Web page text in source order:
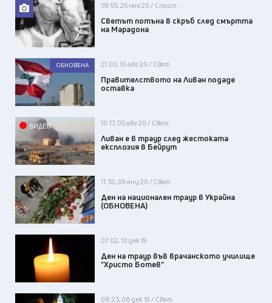
09:55, 26 ное 20 / Спорт
Светът потъна в скръб след смъртта
на Марадона
ОБНОВЕНА 21:00, 10 авг 20 / Свят
Правителството на Ливан подаде
оставка
ВИДЕО 10:17, 05 авг 20 / Свят
Ливан е в траур след жестоката
експлозия в Бейрут
11:30, 09 яну 20 / Свят
Ден на национален траур в Украйна
(ОБНОВЕНА)
07:02, 10 дек 19
Ден на траур във врачанското училище
"Христо Ботев"
08:23, 08 дек 19 / Свят